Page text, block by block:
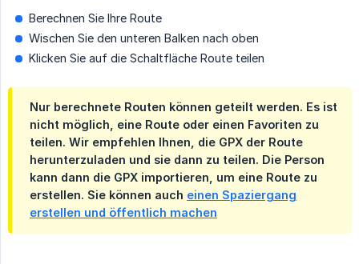
Berechnen Sie Ihre Route
Wischen Sie den unteren Balken nach oben
Klicken Sie auf die Schaltfläche Route teilen
Nur berechnete Routen können geteilt werden. Es ist
nicht möglich, eine Route oder einen Favoriten zu
teilen. Wir empfehlen Ihnen, die GPX der Route
herunterzuladen und sie dann zu teilen. Die Person
kann dann die GPX importieren, um eine Route zu
erstellen. Sie können auch einen Spaziergang
erstellen und öffentlich machen